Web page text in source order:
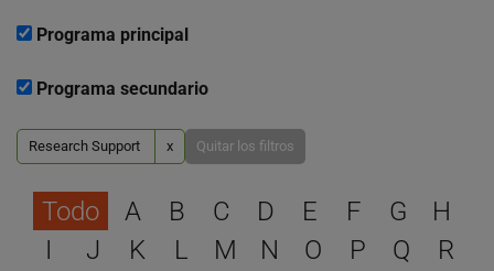
Programa principal
Programa secundario
Research Support x Quitar los filtros
Selecciona una letra
Todo A B C D E F G
H
I
J K L M N O P Q
R